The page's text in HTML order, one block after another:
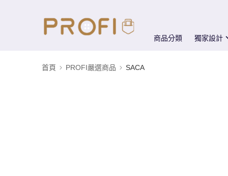
商品分類 獨家設計
首頁 PROFI嚴選商品 SACA